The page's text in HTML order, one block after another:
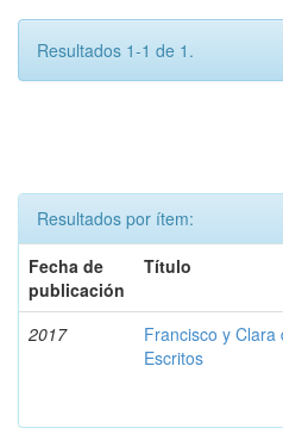
Resultados 1-1 de 1.
Resultados por ítem:
Fecha de
publicación
Título
2017
Francisco y Clara
Escritos